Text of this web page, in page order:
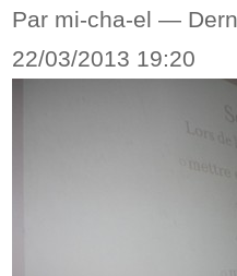
Par mi-cha-el —
22/03/2013 19:20